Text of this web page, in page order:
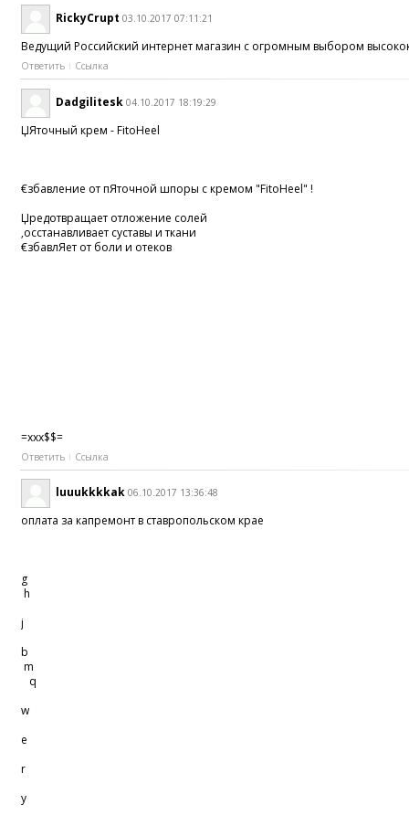
RickyCrupt 03.10.2017 07:11:21
Ведущий Российский интернет магазин с огромным выбором
Ответить Ссылка
Dadgilitesk 04.10.2017 18:19:29
ЏЯточный крем - FitoHeel
€збавление от пЯточной шпоры с кремом "FitoHeel" !
Џредотвращает отложение солей
‚осстанавливает суставы и ткани
€збавлЯет от боли и отеков
=xxx$$=
Ответить Ссылка
luuukkkkak 06.10.2017 13:36:48
оплата за капремонт в ставропольском крае
g
h
j
b
m
q
w
e
r
y